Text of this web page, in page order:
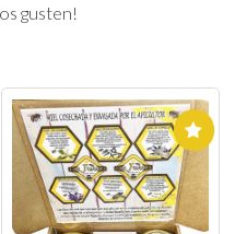
gusten!